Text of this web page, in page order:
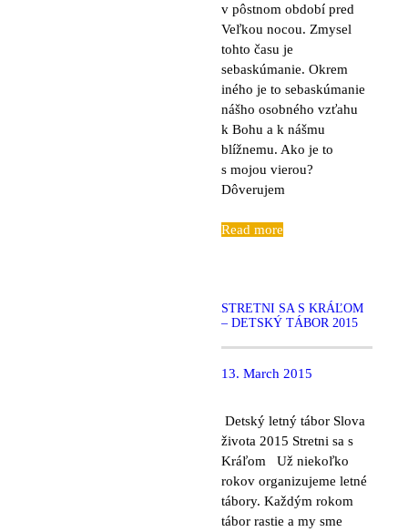
v pôstnom období pred
Veľkou nocou. Zmysel
tohto času je
sebaskúmanie. Okrem
iného je to sebaskúmanie
nášho osobného vzťahu
k Bohu a k nášmu
blížnemu. Ako je to
s mojou vierou?
Dôverujem
Read more
STRETNI SA S KRÁĽOM
– DETSKÝ TÁBOR 2015
13. March 2015
Detský letný tábor Slova
života 2015 Stretni sa s
Kráľom Už niekoľko
rokov organizujeme letné
tábory. Každým rokom
tábor rastie a my sme